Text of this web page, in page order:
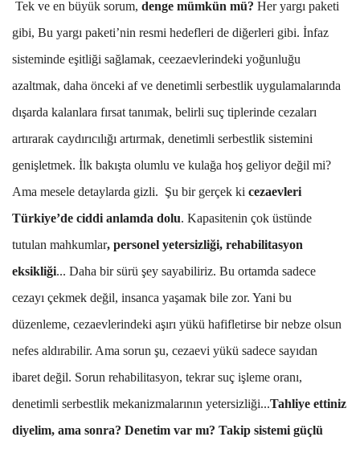
Tek ve en büyük sorum, denge mümkün mü? Her yargı paketi
gibi, Bu yargı paketi’nin resmi hedefleri de diğerleri gibi. İnfaz
sisteminde eşitliği sağlamak, ceezaevlerindeki yoğunluğu
azaltmak, daha önceki af ve denetimli serbestlik uygulamalarında
dışarda kalanlara fırsat tanımak, belirli suç tiplerinde cezaları
artırarak caydırıcılığı artırmak, denetimli serbestlik sistemini
genişletmek. İlk bakışta olumlu ve kulağa hoş geliyor değil mi?
Ama mesele detaylarda gizli. Şu bir gerçek ki cezaevleri
Türkiye’de ciddi anlamda dolu. Kapasitenin çok üstünde
tutulan mahkumlar, personel yetersizliği, rehabilitasyon
eksikliği... Daha bir sürü şey sayabiliriz. Bu ortamda sadece
cezayı çekmek değil, insanca yaşamak bile zor. Yani bu
düzenleme, cezaevlerindeki aşırı yükü hafifletirse bir nebze olsun
nefes aldırabilir. Ama sorun şu, cezaevi yükü sadece sayıdan
ibaret değil. Sorun rehabilitasyon, tekrar suç işleme oranı,
denetimli serbestlik mekanizmalarının yetersizliği...Tahliye ettiniz
diyelim, ama sonra? Denetim var mı? Takip sistemi güçlü